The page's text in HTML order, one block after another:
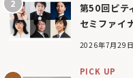
第50回ピテ
セミファイ
2026年7月29日
PICK UP